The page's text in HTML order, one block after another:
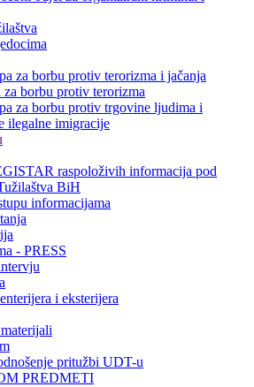
za borbu protiv terorizma i jačanja
za borbu protiv terorizma
za borbu protiv trgovine ljudima i
ilegalne imigracije
raspoloživih informacija pod
BiH
informacijama
- PRESS
i eksterijera
pritužbi UDT-u
PREDMETI